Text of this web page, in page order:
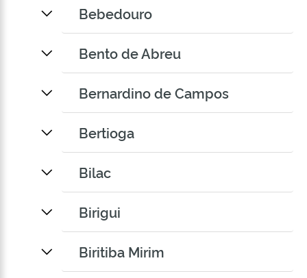
Bebedouro
Bento de Abreu
Bernardino de Campos
Bertioga
Bilac
Birigui
Biritiba Mirim